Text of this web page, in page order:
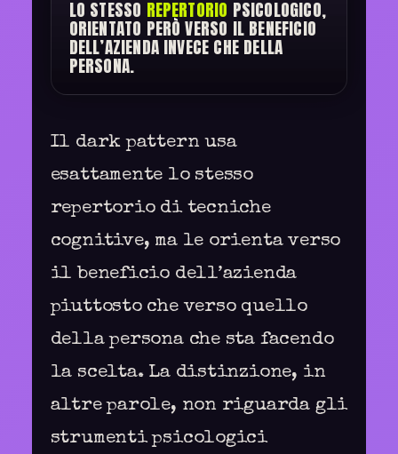
LO STESSO REPERTORIO PSICOLOGICO,
ORIENTATO PERÒ VERSO IL BENEFICIO
DELL’AZIENDA INVECE CHE DELLA
PERSONA.
Il dark pattern usa
esattamente lo stesso
repertorio di tecniche
cognitive, ma le orienta verso
il beneficio dell’azienda
piuttosto che verso quello
della persona che sta facendo
la scelta. La distinzione, in
altre parole, non riguarda gli
strumenti psicologici